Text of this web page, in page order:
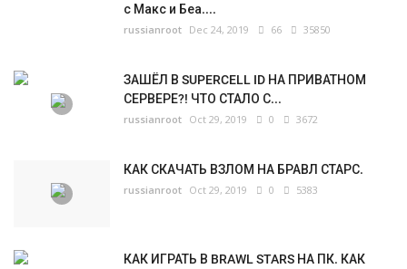
с Макс и Беа....
russianroot Dec 24, 2019 66 35850
ЗАШЁЛ В SUPERCELL ID НА ПРИВАТНОМ
СЕРВЕРЕ?! ЧТО СТАЛО С...
russianroot Oct 29, 2019 0 3672
КАК СКАЧАТЬ ВЗЛОМ НА БРАВЛ СТАРС.
russianroot Oct 29, 2019 0 5383
КАК ИГРАТЬ В BRAWL STARS НА ПК. КАК